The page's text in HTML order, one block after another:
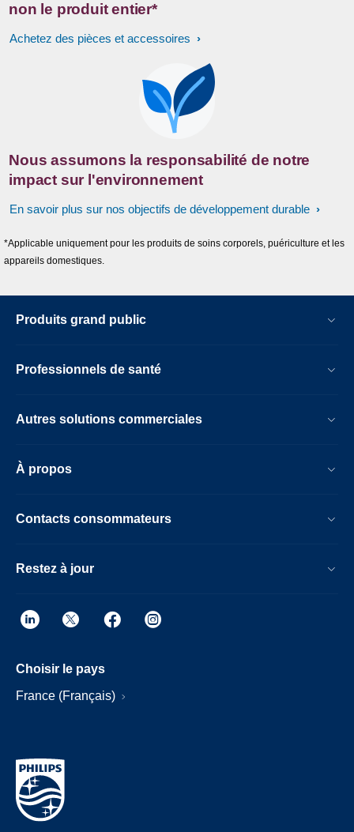
non le produit entier*
Achetez des pièces et accessoires
Nous assumons la responsabilité de notre
impact sur l'environnement
En savoir plus sur nos objectifs de développement durable
*Applicable uniquement pour les produits de soins corporels, puériculture et les
appareils domestiques.
Produits grand public
Professionnels de santé
Autres solutions commerciales
À propos
Contacts consommateurs
Restez à jour
Choisir le pays
France (Français)